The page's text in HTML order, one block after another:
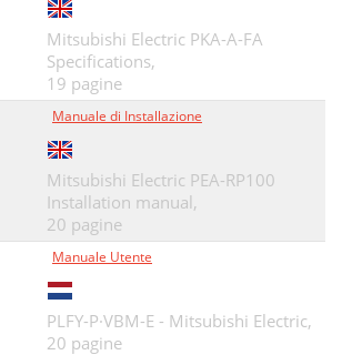
Mitsubishi Electric PKA-A-FA
Specifications,
19 pagine
Manuale di Installazione
Mitsubishi Electric PEA-RP100
Installation manual,
20 pagine
Manuale Utente
PLFY-P·VBM-E - Mitsubishi Electric,
20 pagine